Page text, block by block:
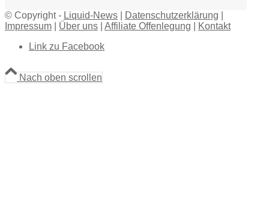
© Copyright - Liquid-News Datenschutzerklärung
Impressum
Über uns Affiliate Offenlegung
Kontakt
Link zu Facebook
Nach oben scrollen